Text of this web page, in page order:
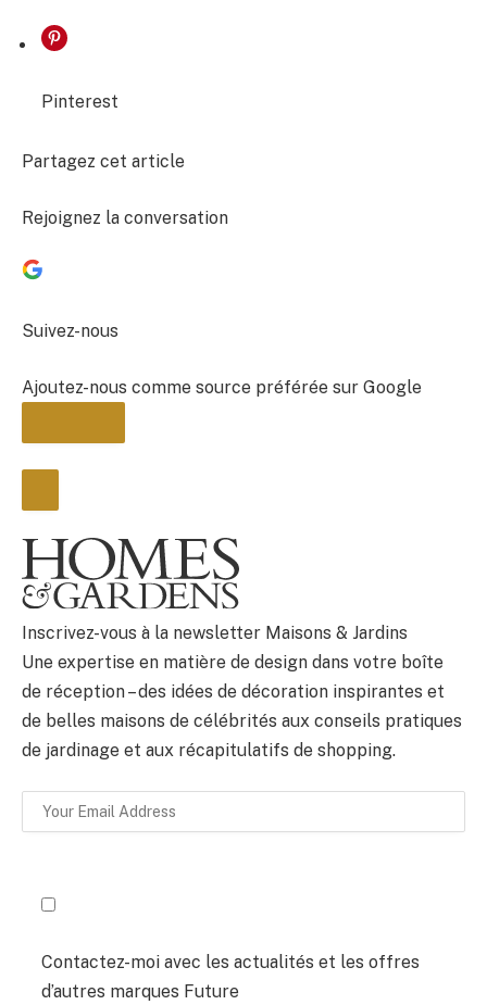
Pinterest
Partagez cet article
Rejoignez la conversation
Suivez-nous
Ajoutez-nous comme source préférée sur Google
BULLETIN
Inscrivez-vous à la newsletter Maisons & Jardins
Une expertise en matière de design dans votre boîte
de réception – des idées de décoration inspirantes et
de belles maisons de célébrités aux conseils pratiques
de jardinage et aux récapitulatifs de shopping.
Contactez-moi avec les actualités et les offres
d’autres marques Future